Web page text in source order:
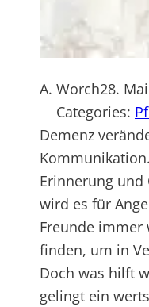
A. Worch28.
Categories:
Demenz
Erinnerung
wird es für
Freunde immer
finden, um in
Doch was hilft
gelingt ein